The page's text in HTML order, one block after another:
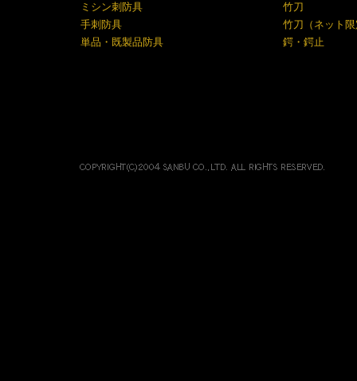
ミシン刺防具
竹刀
手刺防具
竹刀（ネット
単品・既製品防具
鍔・鍔止